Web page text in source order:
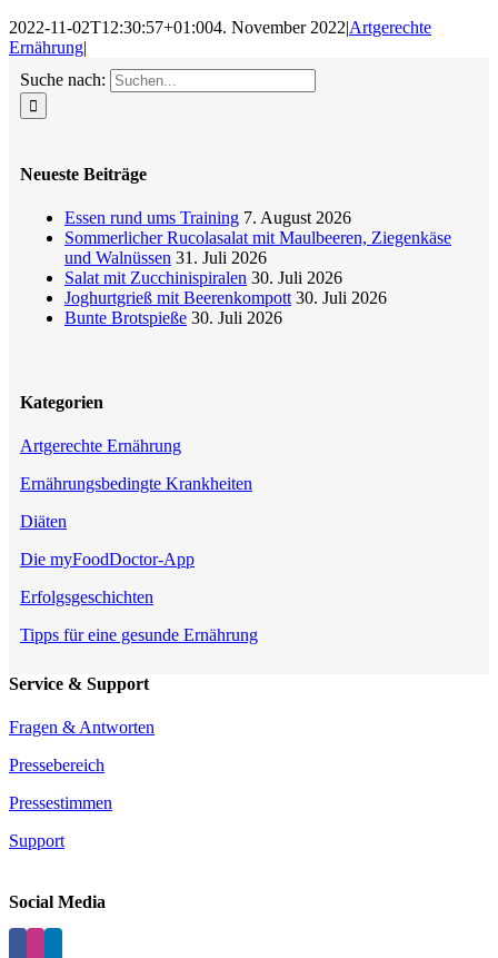
2022-11-02T12:30:57+01:004. November 2022|Artgerechte
Ernährung|
Suche nach:
Neueste Beiträge
Essen rund ums Training 7. August 2026
Sommerlicher Rucolasalat mit Maulbeeren, Ziegenkäse
und Walnüssen 31. Juli 2026
Salat mit Zucchinispiralen 30. Juli 2026
Joghurtgrieß mit Beerenkompott 30. Juli 2026
Bunte Brotspieße 30. Juli 2026
Kategorien
Artgerechte Ernährung
Ernährungsbedingte Krankheiten
Diäten
Die myFoodDoctor-App
Erfolgsgeschichten
Tipps für eine gesunde Ernährung
Service & Support
Fragen & Antworten
Pressebereich
Pressestimmen
Support
Social Media